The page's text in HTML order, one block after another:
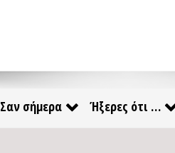
Σαν σήμερα Ήξερες ότι …